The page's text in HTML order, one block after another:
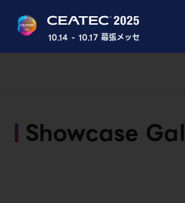
10.14 - 10.17 幕張メッセ
Showcase